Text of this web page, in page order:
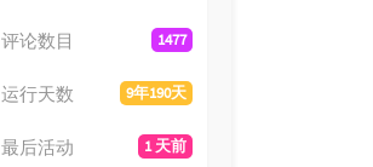
1477
评论数目
9年190天
运行天数
1 天前
最后活动